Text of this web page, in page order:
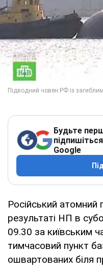
Будьте
Google
Російський атомний
результаті НП в
09.30 за київським
тимчасовий пункт
ошвартованих біля